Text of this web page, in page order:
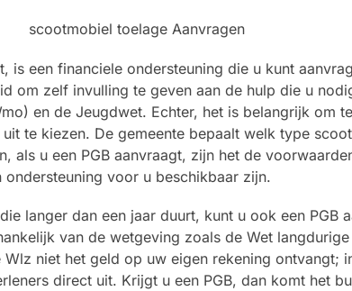
is een financiele ondersteuning die u kunt
om zelf invulling te geven aan de hulp die u
en de Jeugdwet. Echter, het is belangrijk om
te kiezen. De gemeente bepaalt welk type
als u een PGB aanvraagt, zijn het de
voor u beschikbaar zijn.
langer dan een jaar duurt, kunt u ook een PGB
van de wetgeving zoals de Wet
niet het geld op uw eigen rekening ontvangt;
direct uit. Krijgt u een PGB, dan komt het